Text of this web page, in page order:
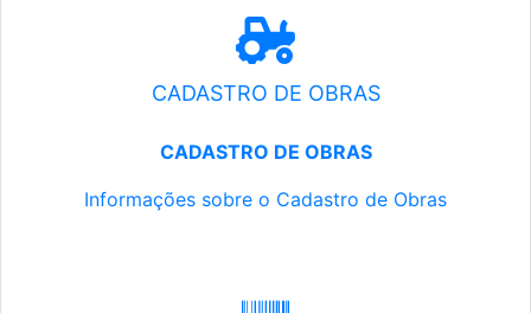
CADASTRO DE OBRAS
CADASTRO DE OBRAS
Informações sobre o Cadastro de Obras